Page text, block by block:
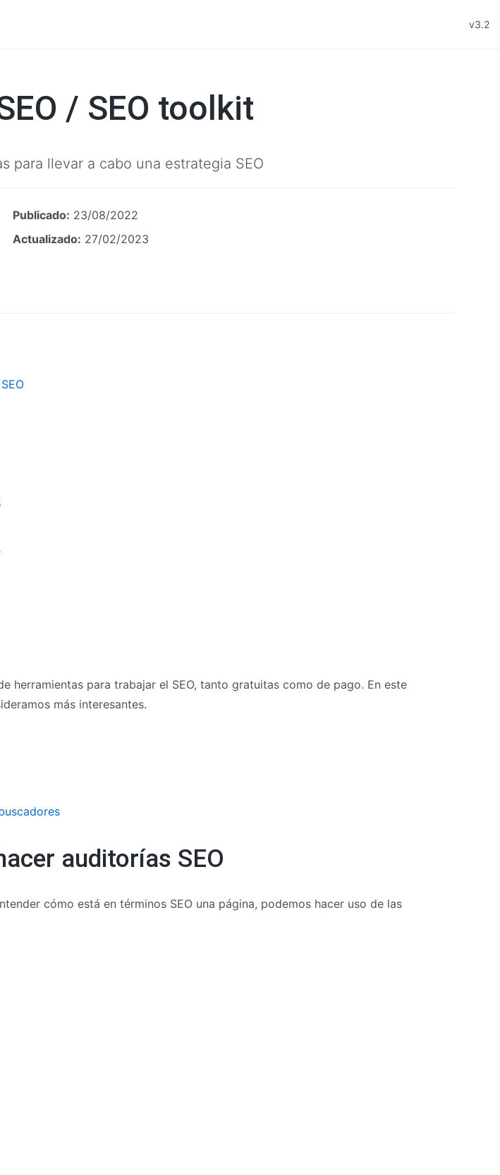
v3.2
/ SEO toolkit
para llevar a cabo una estrategia SEO
Publicado: 23/08/2022
Actualizado: 27/02/2023
herramientas para trabajar el SEO, tanto gratuitas como de pago. En este
más interesantes.
auditorías SEO
cómo está en términos SEO una página, podemos hacer uso de las